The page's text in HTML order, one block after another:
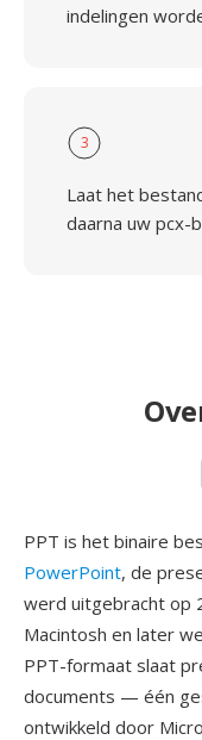
indelingen
3
Laat het
daarna uw pcx-
PPT is het binaire
PowerPoint, de
werd uitgebracht op
Macintosh en later
PPT-formaat slaat
documents — één
ontwikkeld door